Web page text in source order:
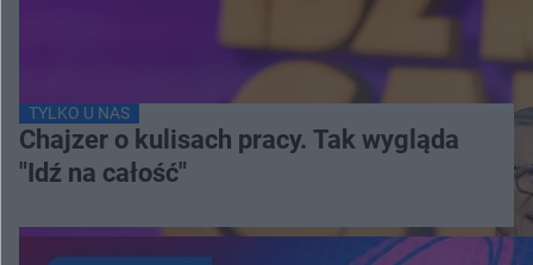
TYLKO U NAS
Chajzer o kulisach pracy. Tak wygląda
"Idź na całość"